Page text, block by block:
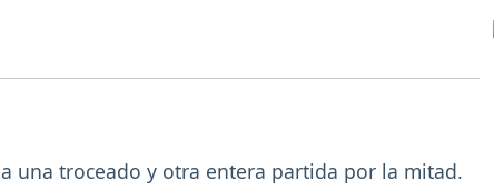
una troceado y otra entera partida por la mitad.